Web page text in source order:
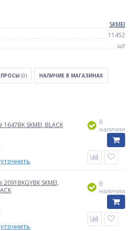
SKMEI
11452
шт
(0) НАЛИЧИЕ В МАГАЗИНАХ
SKMEI, BLACK
уточнить
В
наличии
SKMEI,
уточнить
В
наличии